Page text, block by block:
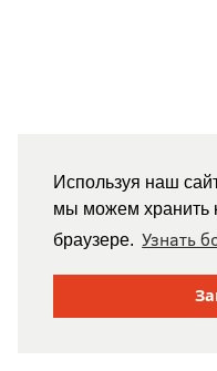
Используя наш
мы можем хранить
браузере. Узнать